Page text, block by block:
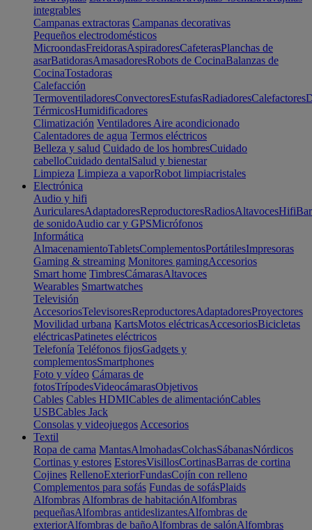
integrables
Campanas extractoras Campanas decorativas
Pequeños electrodomésticos
MicroondasFreidorasAspiradoresCafeterasPlanchas de
asarBatidorasAmasadoresRobots de CocinaBalanzas de
CocinaTostadoras
Calefacción
TermoventiladoresConvectoresEstufasRadiadoresCalefactores
TérmicosHumidificadores
Climatización Ventiladores Aire acondicionado
Calentadores de agua Termos eléctricos
Belleza y salud Cuidado de los hombresCuidado
cabelloCuidado dentalSalud y bienestar
Limpieza Limpieza a vaporRobot limpiacristales
Electrónica
Audio y hifi
AuricularesAdaptadoresReproductoresRadiosAltavocesHifi
de sonidoAudio car y GPSMicrófonos
Informática
AlmacenamientoTabletsComplementosPortátilesImpresoras
Gaming & streaming Monitores gamingAccesorios
Smart home TimbresCámarasAltavoces
Wearables Smartwatches
Televisión
AccesoriosTelevisoresReproductoresAdaptadoresProyectores
Movilidad urbana KartsMotos eléctricasAccesoriosBicicletas
eléctricasPatinetes eléctricos
Telefonía Teléfonos fijosGadgets y
complementosSmartphones
Foto y vídeo Cámaras de
fotosTrípodesVideocámarasObjetivos
Cables Cables HDMICables de alimentaciónCables
USBCables Jack
Consolas y videojuegos Accesorios
Textil
Ropa de cama MantasAlmohadasColchasSábanasNórdicos
Cortinas y estores EstoresVisillosCortinasBarras de cortina
Cojines RellenoExteriorFundasCojín con relleno
Complementos para sofás Fundas de sofásPlaids
Alfombras Alfombras de habitaciónAlfombras
pequeñasAlfombras antideslizantesAlfombras de
exteriorAlfombras de bañoAlfombras de salónAlfombras